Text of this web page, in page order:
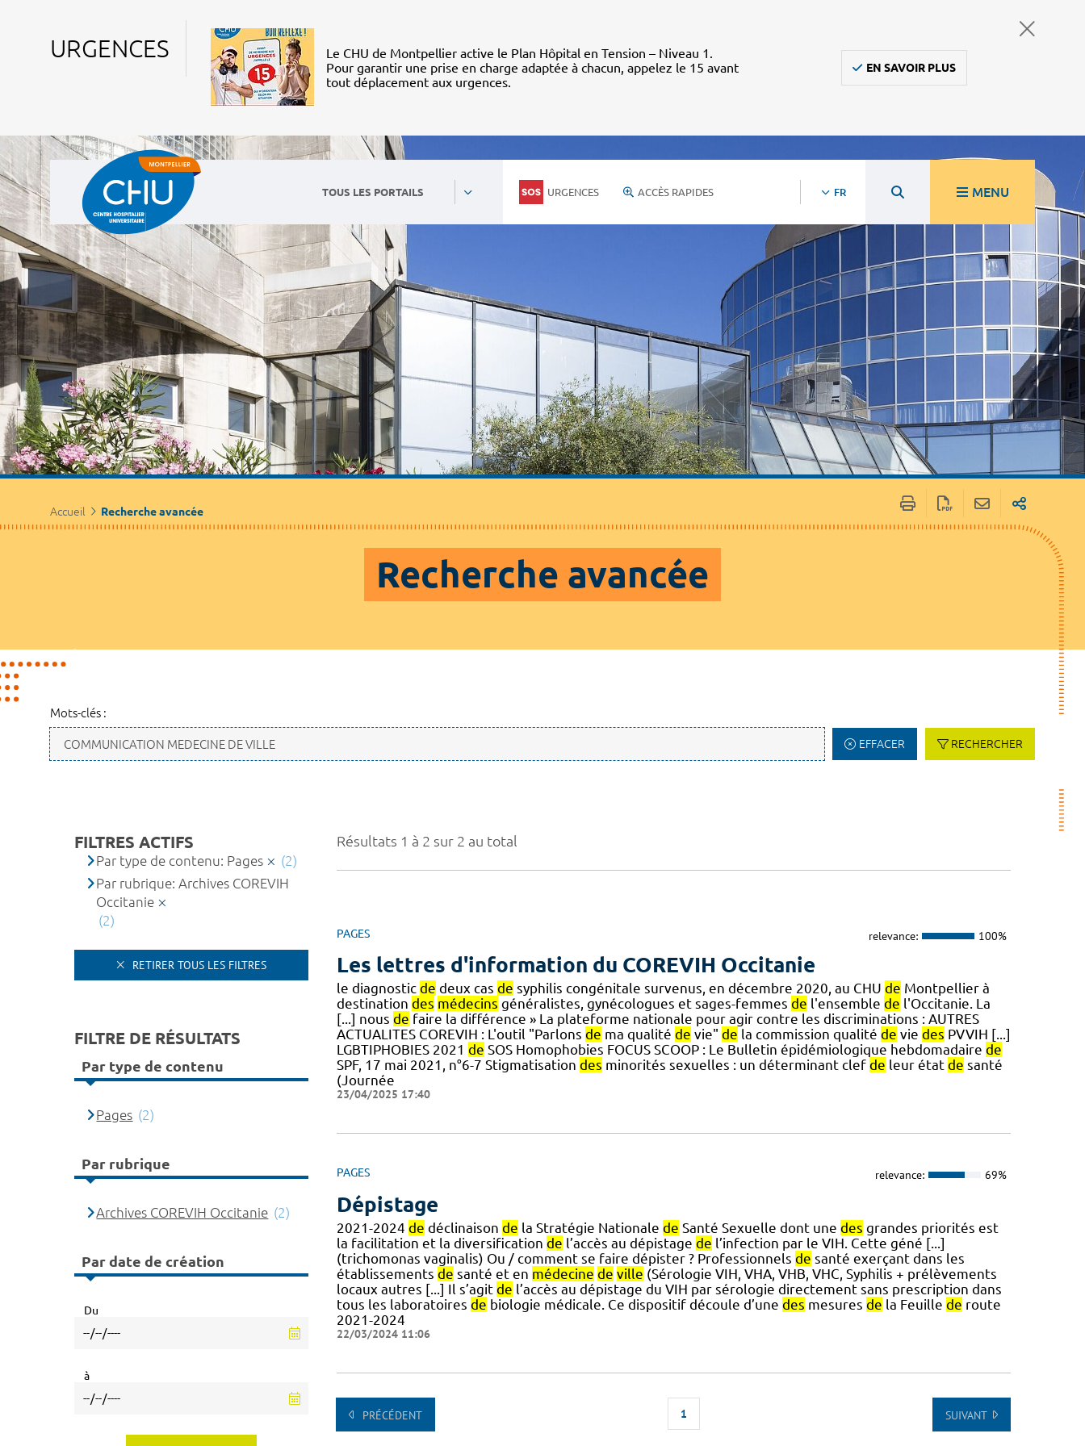
URGENCES
Le CHU de Montpellier active le Plan Hôpital en Tension – Niveau 1.
Pour garantir une prise en charge adaptée à chacun, appelez le 15 avant
tout déplacement aux urgences.
EN SAVOIR PLUS
TOUS LES PORTAILS URGENCES ACCÈS RAPIDES FR MENU
Accueil Recherche avancée
Recherche avancée
Mots-clés :
EFFACER RECHERCHER
Résultats 1 à 2 sur 2 au total
PAGES relevance: 100%
Les lettres d'information du COREVIH Occitanie
le diagnostic de deux cas de syphilis congénitale survenus, en décembre 2020, au CHU de Montpellier à
destination des médecins généralistes, gynécologues et sages-femmes de l'ensemble de l'Occitanie. La
[...] nous de faire la différence » La plateforme nationale pour agir contre les discriminations : AUTRES
ACTUALITES COREVIH : L'outil "Parlons de ma qualité de vie" de la commission qualité de vie des PVVIH [...]
LGBTIPHOBIES 2021 de SOS Homophobies FOCUS SCOOP : Le Bulletin épidémiologique hebdomadaire de
SPF, 17 mai 2021, n°6-7 Stigmatisation des minorités sexuelles : un déterminant clef de leur état de santé
(Journée
23/04/2025 17:40
PAGES relevance: 69%
Dépistage
2021-2024 de déclinaison de la Stratégie Nationale de Santé Sexuelle dont une des grandes priorités est
la facilitation et la diversification de l’accès au dépistage de l’infection par le VIH. Cette géné [...]
(trichomonas vaginalis) Ou / comment se faire dépister ? Professionnels de santé exerçant dans les
établissements de santé et en médecine de ville (Sérologie VIH, VHA, VHB, VHC, Syphilis + prélèvements
locaux autres [...] Il s’agit de l’accès au dépistage du VIH par sérologie directement sans prescription dans
tous les laboratoires de biologie médicale. Ce dispositif découle d’une des mesures de la Feuille de route
2021-2024
22/03/2024 11:06
PRÉCÉDENT 1 SUIVANT
FILTRES ACTIFS
Par type de contenu: Pages
(2)
Par rubrique: Archives COREVIH
Occitanie
(2)
RETIRER TOUS LES FILTRES
FILTRE DE RÉSULTATS
Par type de contenu
Pages (2)
Par rubrique
Archives COREVIH Occitanie (2)
Par date de création
Du
à